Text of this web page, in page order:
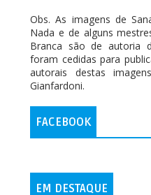
Obs. As imagens de
Nada e de alguns
Branca são de autoria
foram cedidas para
autorais destas
Gianfardoni.
FACEBOOK
EM DESTAQUE